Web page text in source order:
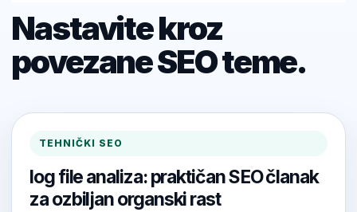
Nastavite kroz
povezane SEO teme.
TEHNIČKI SEO
log file analiza: praktičan SEO članak
za ozbiljan organski rast